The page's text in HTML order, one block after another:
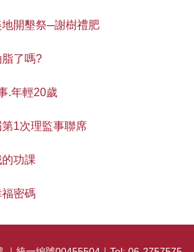
開墾祭─謝樹禮肥
了嗎?
.年輕20歲
1次理監事聯席
功課
密碼